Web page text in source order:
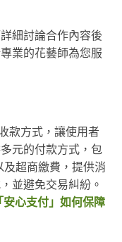
細討論合作內容後
業的花藝師為您服
款方式，讓使用者
元的付款方式，包
超商繳費，提供消
並避免交易糾紛。
安心支付」如何保障